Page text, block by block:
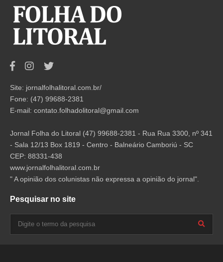
Site: jornalfolhalitoral.com.br/
Fone: (47) 99688-2381
E-mail: contato.folhadolitoral@gmail.com
Jornal Folha do Litoral (47) 99688-2381 - Rua Rua 3300, nº 341
- Sala 12/13 Box 1819 - Centro - Balneário Camboriú - SC
CEP: 88331-438
www.jornalfolhalitoral.com.br
" A opinião dos colunistas não expressa a opinião do jornal".
Pesquisar no site